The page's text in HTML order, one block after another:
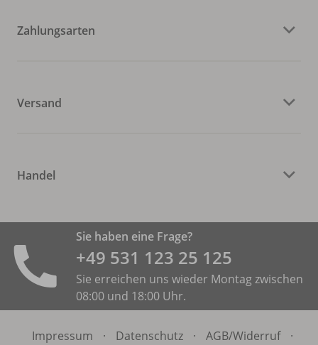
Zahlungsarten
Versand
Handel
Sie haben eine Frage?
+49 531 ­123 25 125
Sie erreichen uns wieder Montag zwischen
08:00 und 18:00 Uhr.
Impressum · Datenschutz · AGB/Widerruf
·